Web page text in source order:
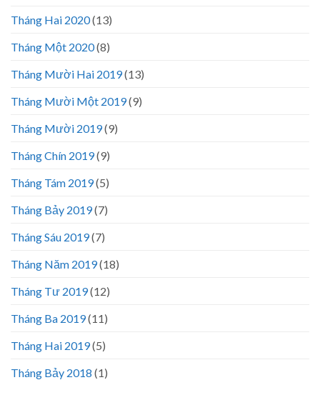
Tháng Hai 2020(13)
Tháng Một 2020(8)
Tháng Mười Hai 2019(13)
Tháng Mười Một 2019(9)
Tháng Mười 2019(9)
Tháng Chín 2019(9)
Tháng Tám 2019(5)
Tháng Bảy 2019(7)
Tháng Sáu 2019(7)
Tháng Năm 2019(18)
Tháng Tư 2019(12)
Tháng Ba 2019(11)
Tháng Hai 2019(5)
Tháng Bảy 2018 (1)